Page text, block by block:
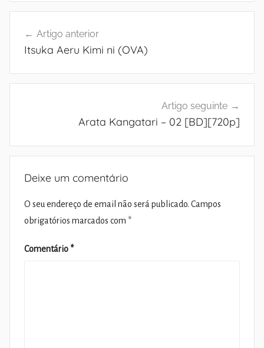
de
Artigo anterior
Itsuka Aeru Kimi ni (OVA)
Artigo seguinte
Arata Kangatari – 02 [BD][720p]
Deixe um comentário
O seu endereço de email não será publicado. Campos
obrigatórios marcados com *
Comentário *